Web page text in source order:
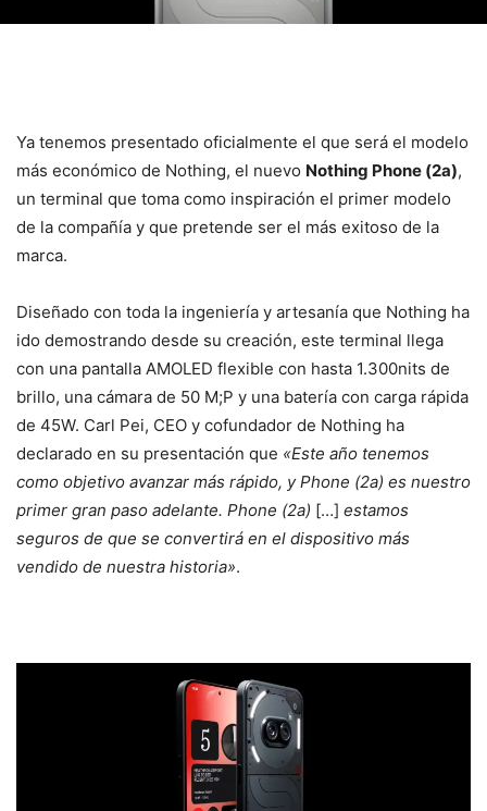
Ya tenemos presentado oficialmente el que será el modelo
más económico de Nothing, el nuevo Nothing Phone (2a),
un terminal que toma como inspiración el primer modelo
de la compañía y que pretende ser el más exitoso de la
marca.
Diseñado con toda la ingeniería y artesanía que Nothing ha
ido demostrando desde su creación, este terminal llega
con una pantalla AMOLED flexible con hasta 1.300nits de
brillo, una cámara de 50 M;P y una batería con carga rápida
de 45W. Carl Pei, CEO y cofundador de Nothing ha
declarado en su presentación que «Este año tenemos
como objetivo avanzar más rápido, y Phone (2a) es nuestro
primer gran paso adelante. Phone (2a) […] estamos
seguros de que se convertirá en el dispositivo más
vendido de nuestra historia».